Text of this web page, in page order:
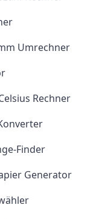
Umrechner
Rechner
Finder
Generator